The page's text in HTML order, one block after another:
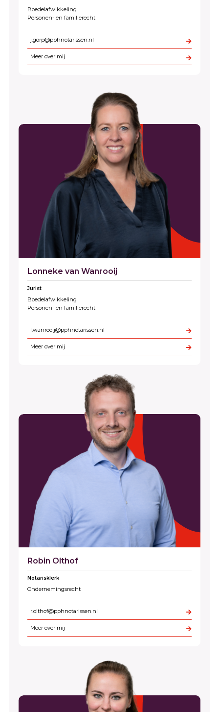
Boedelafwikkeling
Personen- en familierecht
j.gorp@pphnotarissen.nl
Meer over mij
Lonneke van Wanrooij
Jurist
Boedelafwikkeling
Personen- en familierecht
l.wanrooij@pphnotarissen.nl
Meer over mij
Robin Olthof
Notarisklerk
Ondernemingsrecht
r.olthof@pphnotarissen.nl
Meer over mij